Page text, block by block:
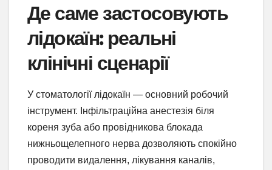
Де саме застосовують
лідокаїн: реальні
клінічні сценарії
У стоматології лідокаїн — основний робочий
інструмент. Інфільтраційна анестезія біля
кореня зуба або провідникова блокада
нижньощелепного нерва дозволяють спокійно
проводити видалення, лікування каналів,